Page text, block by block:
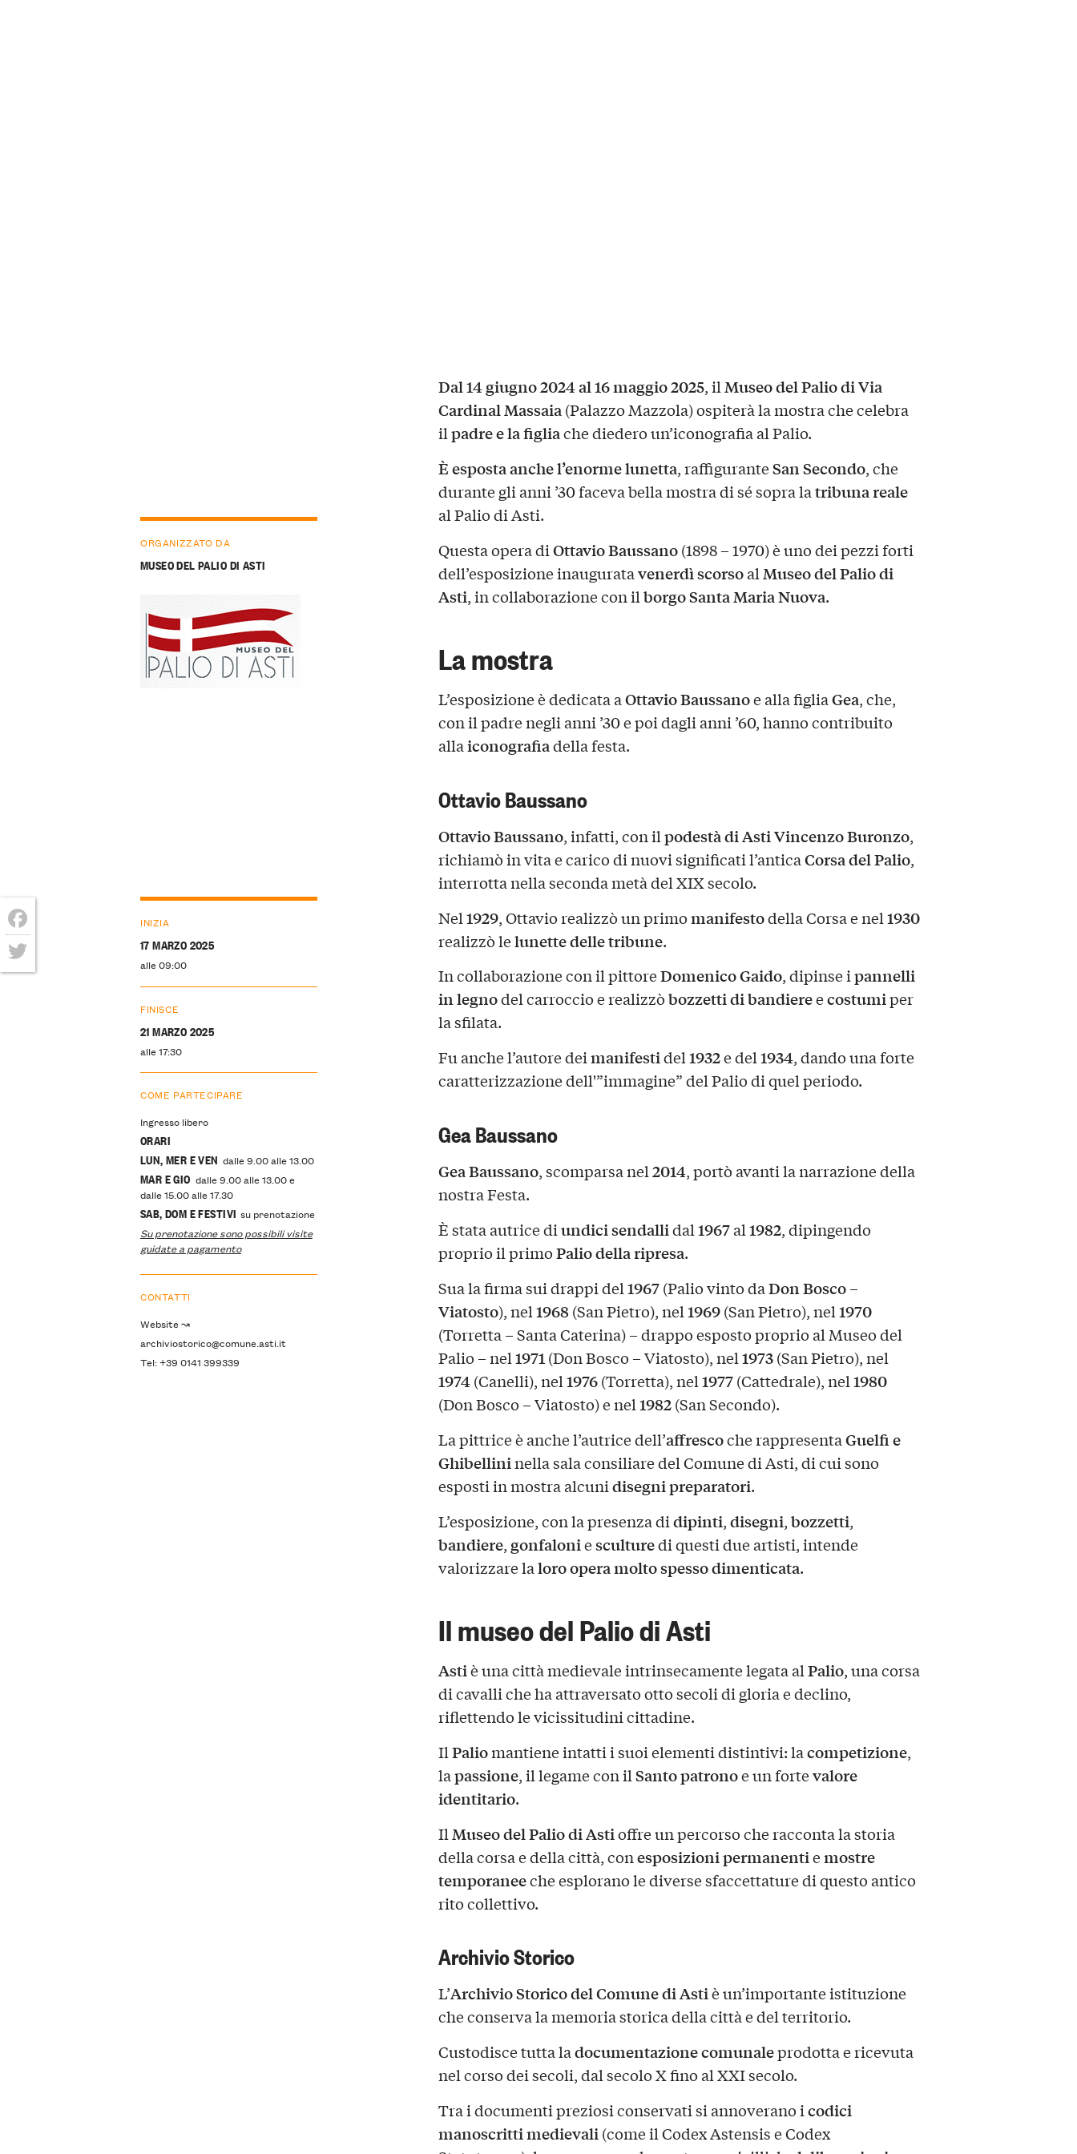
Dal 14 giugno 2024 al 16 maggio 2025, ilMuseo del Palio di Via
Cardinal Massaia(Palazzo Mazzola) ospiterà la mostra che celebra
ilpadre e la figliache diedero un’iconografia al Palio.
È esposta anche l’enorme lunetta, raffiguranteSan Secondo, che
durante gli anni ’30 faceva bella mostra di sé sopra latribuna reale
al Palio di Asti.
Questa opera diOttavio Baussano(1898 – 1970) è uno dei pezzi forti
dell’esposizione inauguratavenerdì scorsoalMuseo del Palio di
Asti, in collaborazione con ilborgo Santa Maria Nuova.
La mostra
L’esposizione è dedicata aOttavio Baussanoe alla figliaGea, che,
con il padre negli anni ’30 e poi dagli anni ’60, hanno contribuito
allaiconografiadella festa.
Ottavio Baussano
Ottavio Baussano, infatti, con ilpodestà di AstiVincenzo Buronzo,
richiamò in vita e carico di nuovi significati l’anticaCorsa del Palio,
interrotta nella seconda metà del XIX secolo.
Nel1929, Ottavio realizzò un primomanifestodella Corsa e nel1930
realizzò lelunette delle tribune.
In collaborazione con il pittoreDomenico Gaido, dipinse ipannelli
in legnodel carroccio e realizzòbozzetti di bandiereecostumiper
la sfilata.
Fu anche l’autore deimanifestidel1932e del1934, dando una forte
caratterizzazione dell'”immagine” del Palio di quel periodo.
Gea Baussano
Gea Baussano, scomparsa nel2014, portò avanti la narrazione della
nostra Festa.
È stata autrice diundici sendallidal1967al1982, dipingendo
proprio il primoPalio della ripresa.
Sua la firma sui drappi del1967(Palio vinto daDon Bosco –
Viatosto), nel1968 (San Pietro), nel1969(San Pietro), nel1970
(Torretta – Santa Caterina) – drappo esposto proprio al Museo del
Palio – nel1971(Don Bosco – Viatosto), nel1973(San Pietro), nel
1974(Canelli), nel1976(Torretta), nel1977(Cattedrale), nel1980
(Don Bosco – Viatosto) e nel1982(San Secondo).
La pittrice è anche l’autrice dell’affrescoche rappresentaGuelfi e
Ghibellininella sala consiliare del Comune di Asti, di cui sono
esposti in mostra alcunidisegni preparatori.
L’esposizione, con la presenza didipinti,disegni,bozzetti,
bandiere, gonfaloniesculturedi questi due artisti, intende
valorizzare laloro opera molto spesso dimenticata.
Il museo del Palio di Asti
Astiè una città medievale intrinsecamente legata alPalio, una corsa
di cavalli che ha attraversato otto secoli di gloria e declino,
riflettendo le vicissitudini cittadine.
IlPaliomantiene intatti i suoi elementi distintivi: lacompetizione,
lapassione, il legame con ilSanto patronoe un fortevalore
identitario.
Il Museo del Palio di Astioffre un percorso che racconta la storia
della corsa e della città, conesposizioni permanentiemostre
temporaneeche esplorano le diverse sfaccettature di questo antico
rito collettivo.
Archivio Storico
L’Archivio Storico del Comune di Astiè un’importante istituzione
che conserva la memoria storica della città e del territorio.
Custodisce tutta ladocumentazione comunaleprodotta e ricevuta
nel corso dei secoli, dal secolo X fino al XXI secolo.
Tra i documenti preziosi conservati si annoverano icodici
manoscritti medievali(come il Codex Astensis e Codex
ORGANIZZATO DA
MUSEO DEL PALIO DI ASTI
INIZIA
17 MARZO 2025
alle 09:00
FINISCE
21 MARZO 2025
alle 17:30
COME PARTECIPARE
Ingresso libero
ORARI
LUN, MER E VEN dalle 9.00 alle 13.00
MAR E GIOdalle 9.00 alle 13.00 e
dalle 15.00 alle 17.30
SAB, DOM E FESTIVI su prenotazione
Su prenotazione sono possibili visite
guidate a pagamento
CONTATTI
Website ↝
archiviostorico@comune.asti.it
Tel: +39 0141 399339
Facebook
Twitter